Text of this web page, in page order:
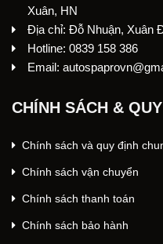
Xuân, HN
Địa chỉ: Đỗ Nhuận, Xuân
Hotline: 0839 158 386
Email:
CHÍNH SÁCH &
Chính sách và quy định
Chính sách vận chuyển
Chính sách thanh toán
Chính sách bảo hành